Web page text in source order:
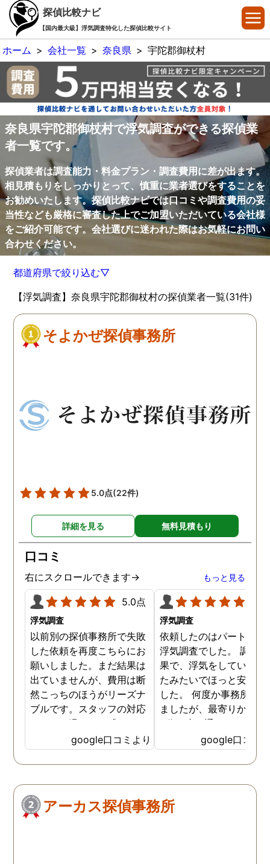
探偵比較ナビ
【国内最大級】浮気調査特化した探偵比較サイト
ホーム > 会社一覧 > 奈良県 > 宇陀郡御杖村
奈良県宇陀郡御杖村で浮気調査ができる探偵業
者一覧です。
探偵業者は調査能力・料金プラン・調査費用に差が出ます。
相見積もりをしっかりとって、慎重に業者選びをすることを
お勧めいたします。探偵比較ナビでは口コミや調査費用の妥
当性なども厳格に審査した上でご加盟いただいている会社様
をご紹介可能です。会社選びに迷われた際はお気軽にお問い
合わせください。
都道府県で絞り込む▽
【浮気調査】奈良県宇陀郡御杖村の探偵業者一覧(31件)
そよかぜ探偵事務所
5.0点(22件)
詳細を見る 無料見積もり
口コミ
右にスクロールできます→ もっと見る
5.0点
浮気調査
以前別の探偵事務所で失敗
した依頼を再度こちらにお
願いしました。まだ結果は
出ていませんが、費用は断
然こっちのほうがリーズナ
ブルです。スタッフの対応
なんかも温かみを感じま
す。はじめからこちらにす
ればよかったです😢 …
google口コミより
浮気調査
依頼したのはパートナー
浮気調査でした。 調査
果で、浮気をしていなか
たみたいでほっと安心し
した。 何度か事務所に
ましたが、最寄りから徒
3分程度で通いやすかっ
google口コミ
アーカス探偵事務所